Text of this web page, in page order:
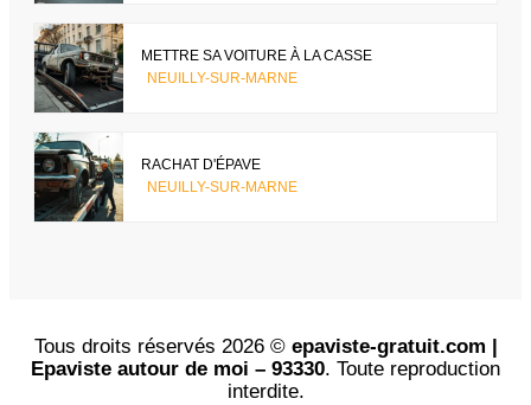
METTRE SA VOITURE À LA CASSE
NEUILLY-SUR-MARNE
RACHAT D'ÉPAVE
NEUILLY-SUR-MARNE
Tous droits réservés 2026 © epaviste-gratuit.com |
Epaviste autour de moi – 93330. Toute reproduction
interdite.